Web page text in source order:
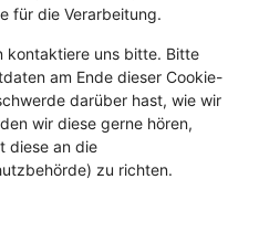
für die Verarbeitung.
kontaktiere uns bitte. Bitte
am Ende dieser Cookie-
darüber hast, wie wir
wir diese gerne hören,
diese an die
zu richten.